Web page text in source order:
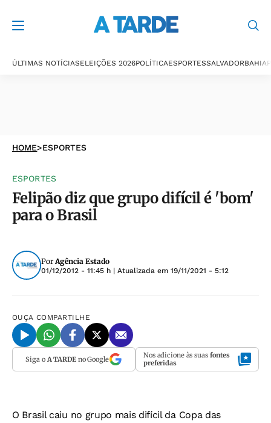
ÚLTIMAS NOTÍCIASELEIÇÕES 2026POLÍTICAESPORTESSALVADORBAHIA
HOME>ESPORTES
ESPORTES
Felipão diz que grupo difícil é 'bom'
para o Brasil
PorAgência Estado
01/12/2012 - 11:45 h | Atualizada em 19/11/2021 - 5:12
OUÇA COMPARTILHE
Siga o A TARDEno Google Nos adicione às suas fontes
preferidas
O Brasil caiu no grupo mais difícil da Copa das